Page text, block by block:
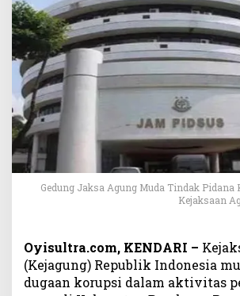
i
k
s
a
K
a
i
s
h
u
t
t
r
a
Gedung Jaksa Agung Muda Tindak Pidana
Kejaksaan
Oyisultra.com, KENDARI –
(Kejagung) Republik Indonesia
dugaan korupsi dalam aktivitas